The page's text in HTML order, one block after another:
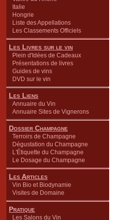
Italie
Hongrie
Liste des Appellations
Les Classements Officiels
Les Livres sur le vin
Plein d'Idées de Cadeaux
Présentations de livres
Guides de vins
DVD sur le vin
Les Liens
Annuaire du Vin
Annuaire Sites de Vignerons
Dossier Champagne
Terroirs de Champagne
Dégustation du Champagne
L'Étiquette du Champagne
Le Dosage du Champagne
Les Articles
Vin Bio et Biodynamie
Visites de Domaine
Pratique
Les Salons du Vin